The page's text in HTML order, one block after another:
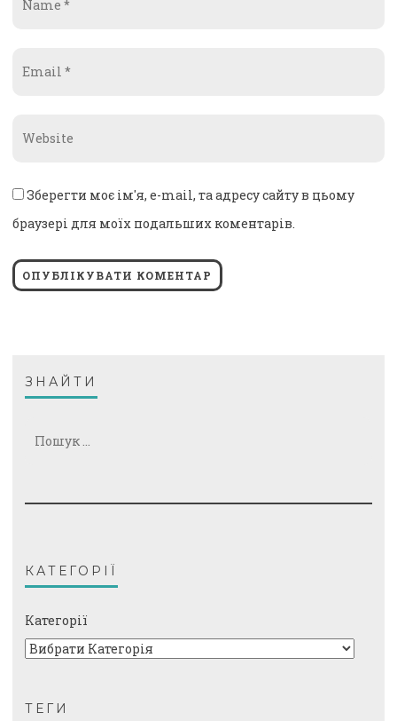
Зберегти моє ім'я, e-mail, та адресу сайту в цьому
браузері для моїх подальших коментарів.
ЗНАЙТИ
КАТЕГОРІЇ
Категорії
ТЕГИ